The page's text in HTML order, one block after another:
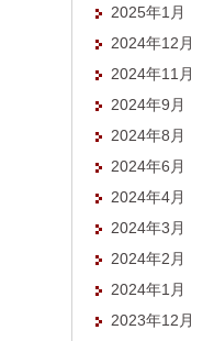
2025年1月
2024年12月
2024年11月
2024年9月
2024年8月
2024年6月
2024年4月
2024年3月
2024年2月
2024年1月
2023年12月